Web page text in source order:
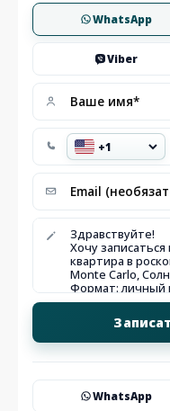
WhatsApp
Viber
WhatsApp